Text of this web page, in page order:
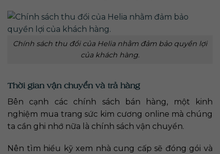
Chính sách thu đổi của Helia nhằm đảm bảo quyền lợi
của khách hàng.
Thời gian vận chuyển và trả hàng
Bên cạnh các chính sách bán hàng, một kinh
nghiệm mua trang sức kim cương online mà chúng
ta cần ghi nhớ nữa là chính sách vận chuyển.
Nên tìm hiểu kỹ xem nhà cung cấp sẽ đóng gói và